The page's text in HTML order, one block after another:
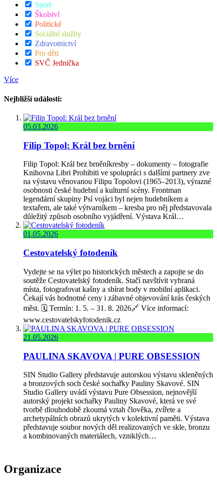
Sport
Školství
Politické
Sociální služby
Zdravotnictví
Pro děti
SVČ Jednička
Více
Nejbližší události:
05.03.2026
Filip Topol: Král bez brnění
Filip Topol: Král bez brněníkresby – dokumenty – fotografie
Knihovna Libri Prohibiti ve spolupráci s dalšími partnery zve
na výstavu věnovanou Filipu Topolovi (1965–2013), výrazné
osobnosti české hudební a kulturní scény. Frontman
legendární skupiny Psí vojáci byl nejen hudebníkem a
textařem, ale také výtvarníkem – kresba pro něj představovala
důležitý způsob osobního vyjádření. Výstava Král…
01.05.2026
Cestovatelský fotodeník
Vydejte se na výlet po historických městech a zapojte se do
soutěže Cestovatelský fotodeník. Stačí navštívit vybraná
místa, fotografovat kašny a sbírat body v mobilní aplikaci.
Čekají vás hodnotné ceny i zábavné objevování krás českých
měst. 🗓️ Termín: 1. 5. – 31. 8. 2026🔗 Více informací:
www.cestovatelskyfotodenik.cz
21.05.2026
PAULINA SKAVOVA | PURE OBSESSION
SIN Studio Gallery představuje autorskou výstavu skleněných
a bronzových soch české sochařky Pauliny Skavové. SIN
Studio Gallery uvádí výstavu Pure Obsession, nejnovější
autorský projekt sochařky Pauliny Skavové, která ve své
tvorbě dlouhodobě zkoumá vztah člověka, zvířete a
archetypálních obrazů ukrytých v kolektivní paměti. Výstava
představuje soubor nových děl realizovaných ve skle, bronzu
a kombinovaných materiálech, vzniklých…
Organizace